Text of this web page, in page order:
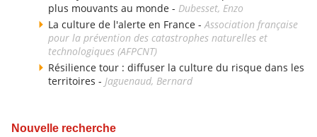
plus mouvants au monde - Dubesset, Enzo
La culture de l'alerte en France -Association française
pour la prévention des catastrophes naturelles et
technologiques (AFPCNT)
Résilience tour : diffuser la culture du risque dans les
territoires - Jaguenaud, Bernard
Nouvelle recherche